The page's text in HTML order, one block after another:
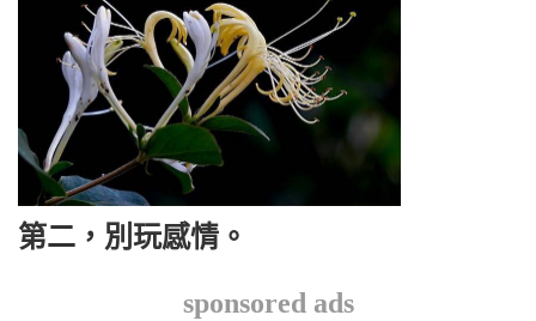
第二，別玩感情。
sponsored ads